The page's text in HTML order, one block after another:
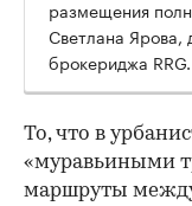
00:00
размещения
Светлана Ярова,
брокериджа RRG.
То, что в
«муравьиными
маршруты